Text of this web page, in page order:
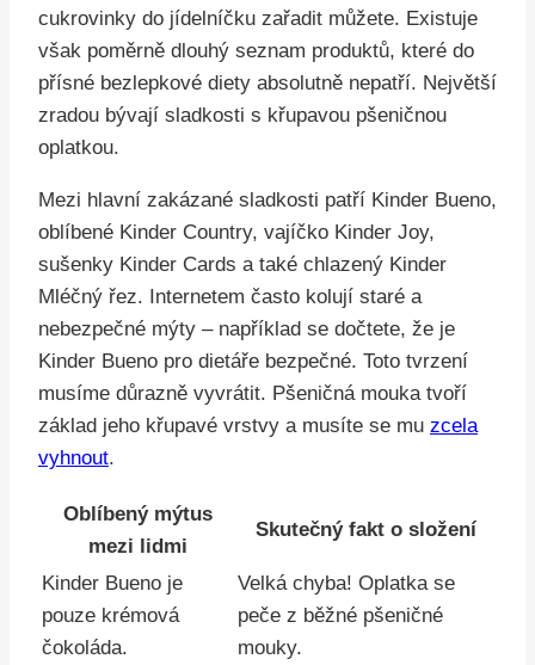
cukrovinky do jídelníčku zařadit můžete. Existuje
však poměrně dlouhý seznam produktů, které do
přísné bezlepkové diety absolutně nepatří. Největší
zradou bývají sladkosti s křupavou pšeničnou
oplatkou.
Mezi hlavní zakázané sladkosti patří Kinder Bueno,
oblíbené Kinder Country, vajíčko Kinder Joy,
sušenky Kinder Cards a také chlazený Kinder
Mléčný řez. Internetem často kolují staré a
nebezpečné mýty – například se dočtete, že je
Kinder Bueno pro dietáře bezpečné. Toto tvrzení
musíme důrazně vyvrátit. Pšeničná mouka tvoří
základ jeho křupavé vrstvy a musíte se mu zcela
vyhnout.
Oblíbený mýtus
mezi lidmi
Skutečný fakt o složení
Kinder Bueno je
pouze krémová
čokoláda.
Velká chyba! Oplatka se
peče z běžné pšeničné
mouky.